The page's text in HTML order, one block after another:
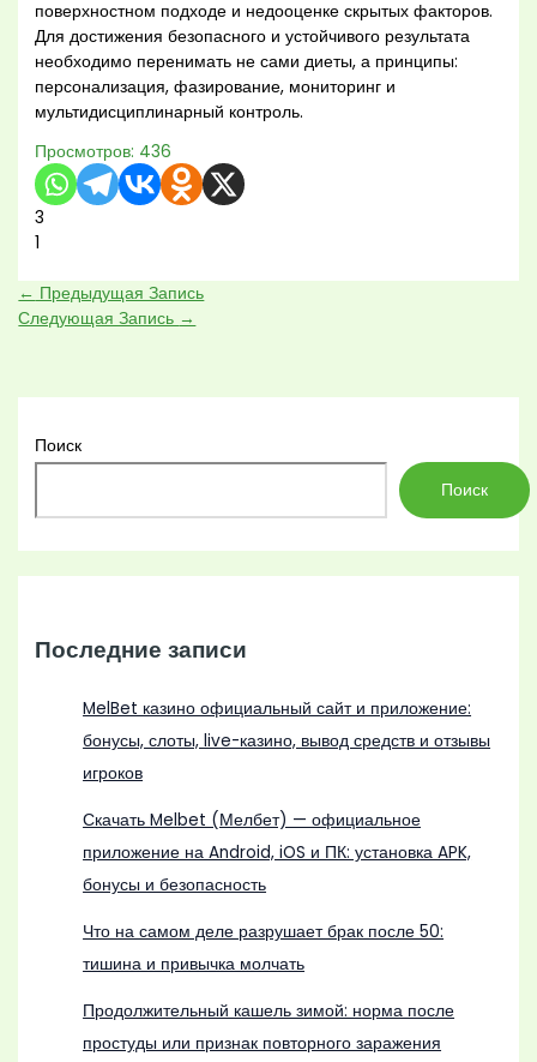
поверхностном подходе и недооценке скрытых факторов.
Для достижения безопасного и устойчивого результата
необходимо перенимать не сами диеты, а принципы:
персонализация, фазирование, мониторинг и
мультидисциплинарный контроль.
Просмотров: 436
3
1
← Предыдущая Запись
Следующая Запись →
Поиск
Поиск
Последние записи
MelBet казино официальный сайт и приложение:
бонусы, слоты, live-казино, вывод средств и отзывы
игроков
Скачать Melbet (Мелбет) — официальное
приложение на Android, iOS и ПК: установка APK,
бонусы и безопасность
Что на самом деле разрушает брак после 50:
тишина и привычка молчать
Продолжительный кашель зимой: норма после
простуды или признак повторного заражения